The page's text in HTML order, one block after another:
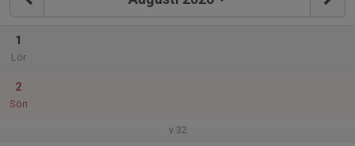
1
Lör
2
Sön
v.32